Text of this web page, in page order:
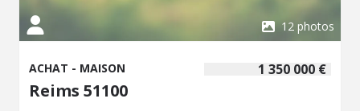
12 photos
1 350 000 €
ACHAT - MAISON
Reims 51100